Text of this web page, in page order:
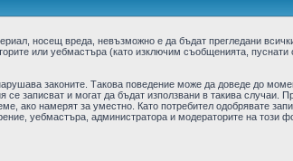
носещ вреда, невъзможно е да бъдат прегледани
или уебмастъра (като изключим съобщенията, пуснати
законите. Такова поведение може да доведе до
записват и могат да бъдат използвани в такива случаи.
ако намерят за уместно. Като потребител одобрявате
уебмастъра, администратора и модераторите на този